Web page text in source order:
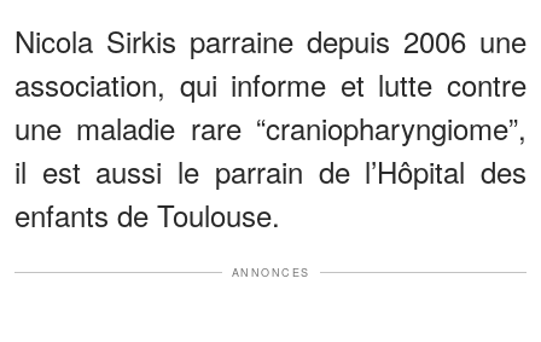
Nicola Sirkis parraine depuis 2006 une
association, qui informe et lutte contre
une maladie rare “craniopharyngiome”,
il est aussi le parrain de l’Hôpital des
enfants de Toulouse.
ANNONCES